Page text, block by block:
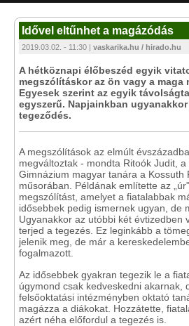
Idővel eltűnhet a magázódás
2019.03.02. - 11:30 | vaskarika.hu / hirado.hu
A hétköznapi élőbeszéd egyik
megszólításkor az ön vagy a maga
Egyesek szerint az egyik
egyszerű. Napjainkban
tegeződés.
A megszólítások az elmúlt
megváltoztak - mondta Ritoók Judit, a
Gimnázium magyar tanára a Kossuth
műsorában. Példának említette az
megszólítást, amelyet a fiatalabbak
idősebbek pedig ismernek ugyan, de
Ugyanakkor az utóbbi két évtizedben
terjed a tegezés. Ez leginkább a
jelenik meg, de már a
fogalmazott.
Az idősebbek gyakran tegezik le a
úgymond csak kedveskedni akarnak,
felsőoktatási intézményben oktató
magázza a diákokat. Hozzátette,
azért néha előfordul a tegezés is.